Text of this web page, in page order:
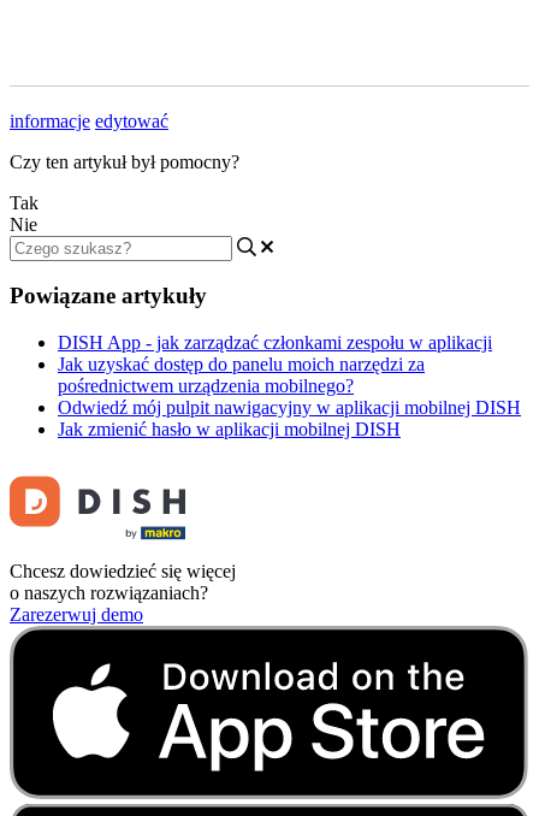
informacje edytować
Czy ten artykuł był pomocny?
Tak
Nie
Powiązane artykuły
DISH App - jak zarządzać członkami zespołu w aplikacji
Jak uzyskać dostęp do panelu moich narzędzi za
pośrednictwem urządzenia mobilnego?
Odwiedź mój pulpit nawigacyjny w aplikacji mobilnej DISH
Jak zmienić hasło w aplikacji mobilnej DISH
Chcesz dowiedzieć się więcej
o naszych rozwiązaniach?
Zarezerwuj demo